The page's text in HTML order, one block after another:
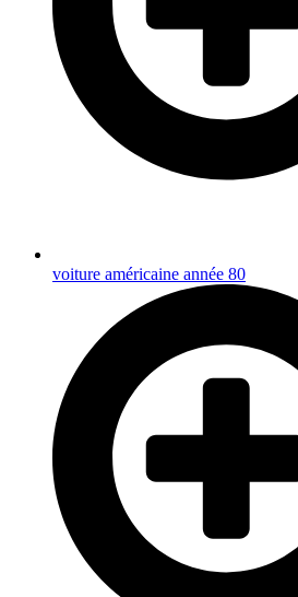
voiture américaine année 80